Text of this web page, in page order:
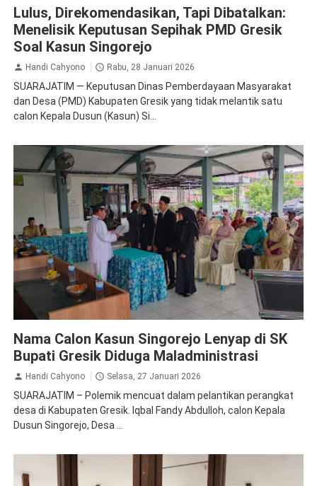
Lulus, Direkomendasikan, Tapi Dibatalkan:
Menelisik Keputusan Sepihak PMD Gresik
Soal Kasun Singorejo
Handi Cahyono Rabu, 28 Januari 2026
SUARAJATIM — Keputusan Dinas Pemberdayaan Masyarakat
dan Desa (PMD) Kabupaten Gresik yang tidak melantik satu
calon Kepala Dusun (Kasun) Si...
Nama Calon Kasun Singorejo Lenyap di SK
Bupati Gresik Diduga Maladministrasi
Handi Cahyono Selasa, 27 Januari 2026
SUARAJATIM – Polemik mencuat dalam pelantikan perangkat
desa di Kabupaten Gresik. Iqbal Fandy Abdulloh, calon Kepala
Dusun Singorejo, Desa ...